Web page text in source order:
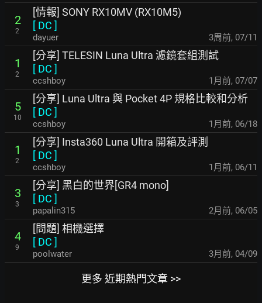
2
2
[情報] SONY RX10MV (RX10M5)
[ DC ]
dayuer 3周前, 07/11
1
2
[分享] TELESIN Luna Ultra 濾鏡套組測試
[ DC ]
ccshboy 1月前, 07/07
5
10
[分享] Luna Ultra 與 Pocket 4P 規格比較和分析
[ DC ]
ccshboy 1月前, 06/18
1
2
[分享] Insta360 Luna Ultra 開箱及評測
[ DC ]
ccshboy 1月前, 06/11
3
3
[分享] 黑白的世界[GR4 mono]
[ DC ]
papalin315 2月前, 06/05
4
9
[問題] 相機選擇
[ DC ]
poolwater 3月前, 04/09
更多 近期熱門文章 >>